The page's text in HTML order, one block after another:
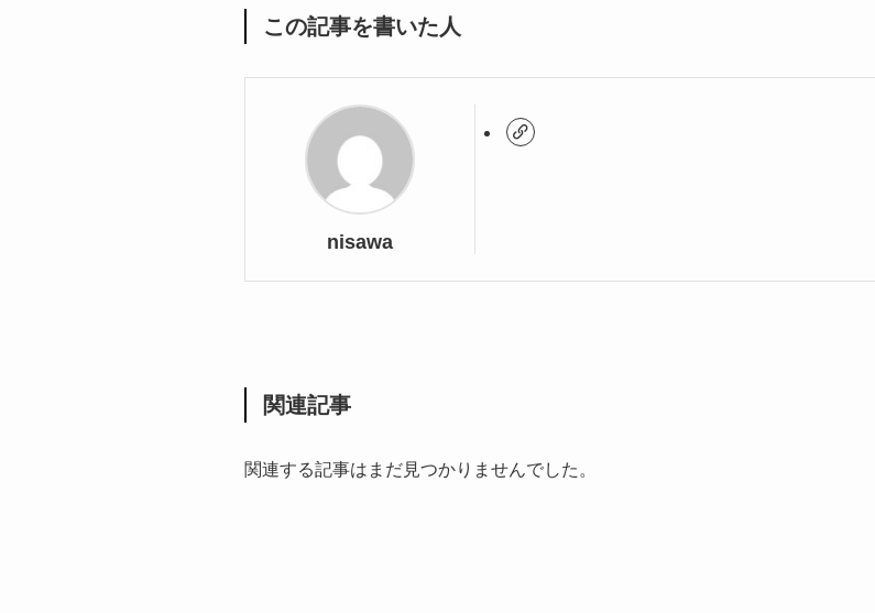
この記事を書いた人
nisawa
関連記事
関連する記事はまだ見つかりませんでした。